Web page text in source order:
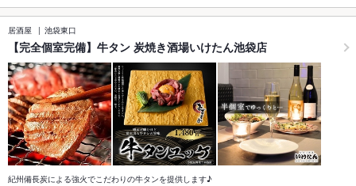
居酒屋 池袋東口
【完全個室完備】牛タン 炭焼き酒場いけたん池袋店
紀州備長炭による強火でこだわりの牛タンを提供します♪